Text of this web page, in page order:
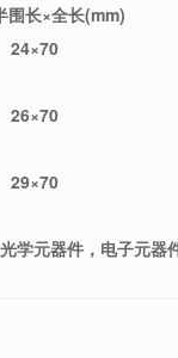
围长×全长(mm)
24×70
26×70
29×70
学元器件，电子元